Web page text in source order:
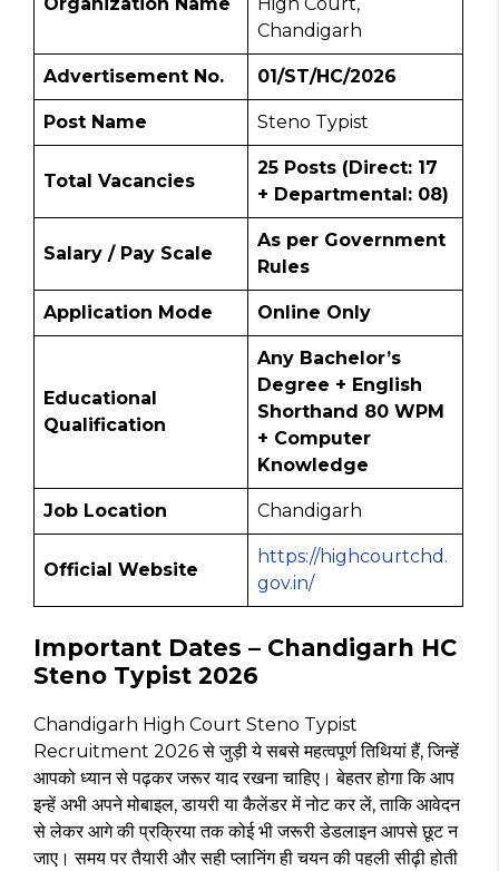
Organization Name
High Court,
Chandigarh
Advertisement No. 01/ST/HC/2026
Post Name Steno Typist
Total Vacancies
25 Posts (Direct: 17
+ Departmental: 08)
Salary / Pay Scale
As per Government
Rules
Application Mode Online Only
Educational
Qualification
Any Bachelor’s
Degree + English
Shorthand 80 WPM
+ Computer
Knowledge
Job Location Chandigarh
Official Website
https://highcourtchd.
gov.in/
Important Dates – Chandigarh HC
Steno Typist 2026
Chandigarh High Court Steno Typist
Recruitment 2026 से जुड़ी ये सबसे महत्वपूर्ण तिथियां हैं, जिन्हें
आपको ध्यान से पढ़कर जरूर याद रखना चाहिए। बेहतर होगा कि आप
इन्हें अभी अपने मोबाइल, डायरी या कैलेंडर में नोट कर लें, ताकि आवेदन
से लेकर आगे की प्रक्रिया तक कोई भी जरूरी डेडलाइन आपसे छूट न
जाए। समय पर तैयारी और सही प्लानिंग ही चयन की पहली सीढ़ी होती